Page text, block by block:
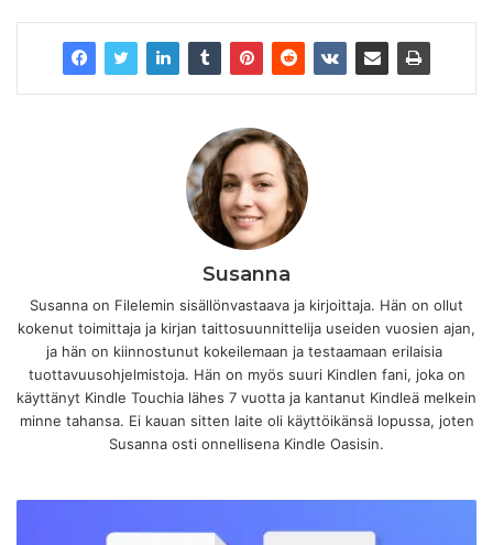
Susanna
Susanna on Filelemin sisällönvastaava ja kirjoittaja. Hän on ollut
kokenut toimittaja ja kirjan taittosuunnittelija useiden vuosien ajan,
ja hän on kiinnostunut kokeilemaan ja testaamaan erilaisia ​​
tuottavuusohjelmistoja. Hän on myös suuri Kindlen fani, joka on
käyttänyt Kindle Touchia lähes 7 vuotta ja kantanut Kindleä melkein
minne tahansa. Ei kauan sitten laite oli käyttöikänsä lopussa, joten
Susanna osti onnellisena Kindle Oasisin.